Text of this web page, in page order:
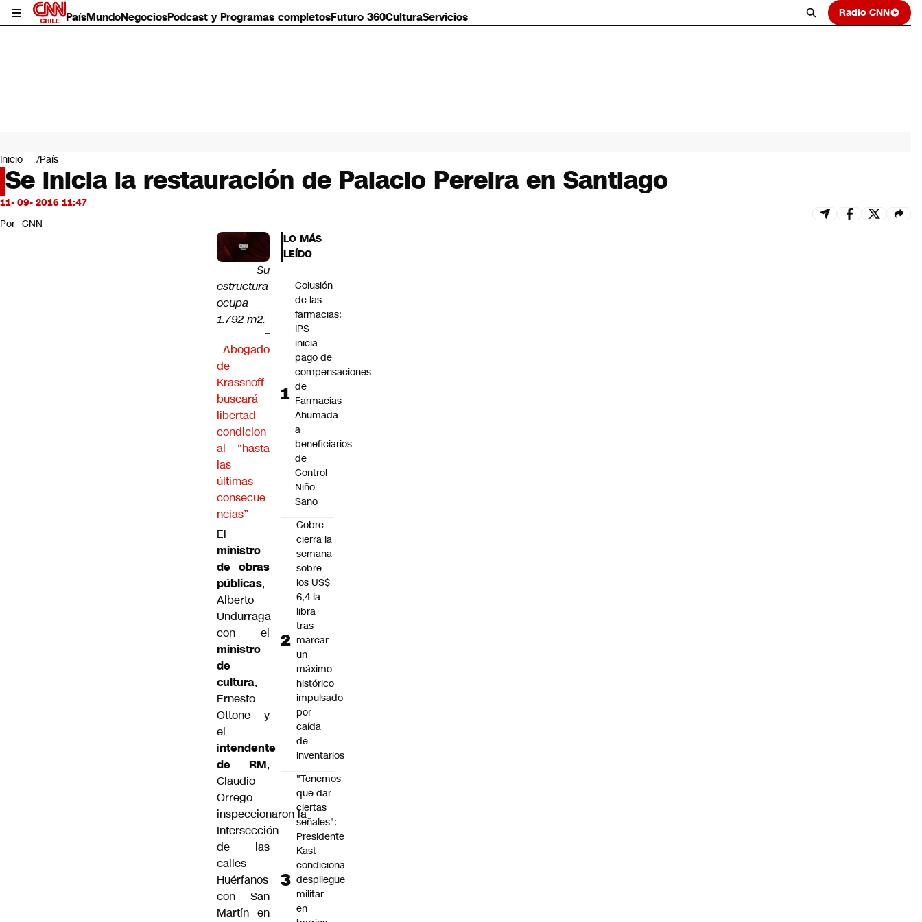
PaísMundoNegociosPodcast y Programas completosFuturo 360CulturaServicios Radio CNN
Mundo
Negocios
Deportes
Programas completos
Servicios
Inicio País
Se inicia la restauración de Palacio Pereira en Santiago
11- 09- 2016 11:47
Por CNN
Su
estructura
ocupa
1.792 m2.
–
Abogado
de
Krassnoff
buscará
libertad
condicion
al “hasta
las
últimas
consecue
ncias”
El
ministro
de obras
públicas,
Alberto
Undurraga
con el
ministro
de
cultura,
Ernesto
Ottone y
el
intendente
de RM,
Claudio
Orrego
inspeccionaron la
Intersección
de las
calles
Huérfanos
con San
Martín en
LO MÁS
LEÍDO
Colusión
de las
farmacias:
IPS
inicia
pago de
compensaciones
de
Farmacias
Ahumada
a
beneficiarios
de
Control
Niño
Sano
Cobre
cierra la
semana
sobre
los US$
6,4 la
libra
tras
marcar
un
máximo
histórico
impulsado
por
caída
de
inventarios
"Tenemos
que dar
ciertas
señales":
Presidente
Kast
condiciona
despliegue
militar
en